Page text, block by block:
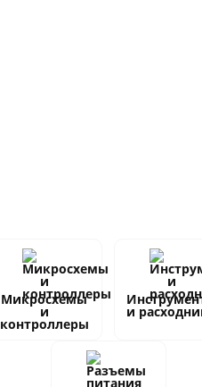
Микросхемы
и
контроллеры
и